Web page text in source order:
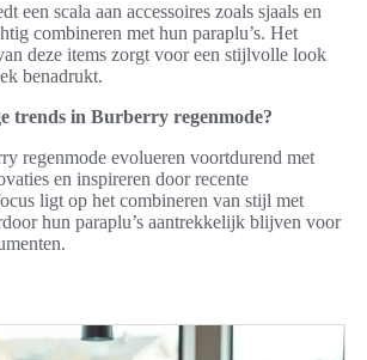
een scala aan accessoires zoals sjaals en
combineren met hun paraplu’s. Het
deze items zorgt voor een stijlvolle look
benadrukt.
trends in Burberry regenmode?
regenmode evolueren voortdurend met
en inspireren door recente
ligt op het combineren van stijl met
hun paraplu’s aantrekkelijk blijven voor